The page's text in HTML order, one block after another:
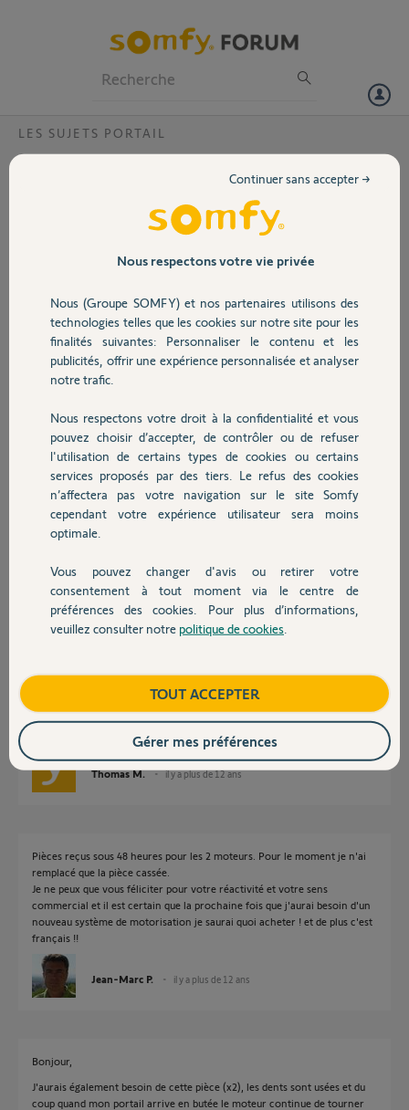
Volet
Sécurité
Domotique
Chauffage
Autres produits
Devis avec un pro
Contact
LES SUJETS PORTAIL
Satélitte Z8 de moto-réducteur F545F00
un pignon plastique
d'entrainement de la
partie motoréducteur
réparer, acheter juste cet
racheter le
motoréducteur complet ?
Jean-Marc P.
il y a plus de 12 ans
Participer au fil de discussion
Réponses
Afin de vous faire parvenir cette pièce, nous allons avoir besoin
d'information personnelles. C'est pour cette raison que je viens de vous
Thomas M. il y a plus de 12 ans
Pièces reçus sous 48 heures pour les 2 moteurs. Pour le moment je n'ai
remplacé que la pièce cassée.
Je ne peux que vous féliciter pour votre réactivité et votre sens
commercial et il est certain que la prochaine fois que j'aurai besoin d'un
nouveau système de motorisation je saurai quoi acheter ! et de plus c'est
français !!
Jean-Marc P. il y a plus de 12 ans
Bonjour,
J'aurais également besoin de cette pièce (x2), les dents sont usées et du
coup quand mon portail arrive en butée le moteur continue de tourner
Nous respectons votre vie privée
Nous (Groupe SOMFY) et nos partenaires utilisons des
technologies telles que les cookies sur notre site pour les
finalités suivantes: Personnaliser le contenu et les
publicités, offrir une expérience personnalisée et analyser
notre trafic.
Nous respectons votre droit à la confidentialité et vous
pouvez choisir d’accepter, de contrôler ou de refuser
l'utilisation de certains types de cookies ou certains
services proposés par des tiers. Le refus des cookies
n’affectera pas votre navigation sur le site Somfy
cependant votre expérience utilisateur sera moins
optimale.
Vous pouvez changer d'avis ou retirer votre
consentement à tout moment via le centre de
préférences des cookies. Pour plus d’informations,
veuillez consulter notre politique de cookies
Continuer sans accepter →
TOUT ACCEPTER
Gérer mes préférences